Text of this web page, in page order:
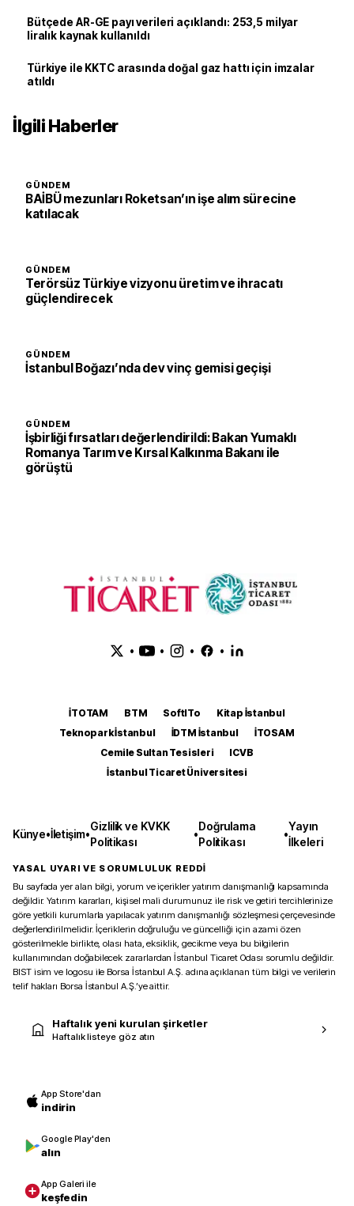
Bütçede AR-GE payı verileri açıklandı: 253,5 milyar
liralık kaynak kullanıldı
Türkiye ile KKTC arasında doğal gaz hattı için imzalar
atıldı
İlgili Haberler
GÜNDEM
BAİBÜ mezunları Roketsan’ın işe alım sürecine
katılacak
GÜNDEM
Terörsüz Türkiye vizyonu üretim ve ihracatı
güçlendirecek
GÜNDEM
İstanbul Boğazı’nda dev vinç gemisi geçişi
GÜNDEM
İşbirliği fırsatları değerlendirildi: Bakan Yumaklı
Romanya Tarım ve Kırsal Kalkınma Bakanı ile
görüştü
• • • •
İTOTAM BTM SoftITo
Kitap İstanbul
Teknopark İstanbul
İDTM İstanbul
İTOSAM
Cemile Sultan Tesisleri
ICVB
İstanbul Ticaret Üniversitesi
Künye•İletişim•
Gizlilik ve KVKK
Politikası
•
Doğrulama
Politikası
•
Yayın
İlkeleri
YASAL UYARI VE SORUMLULUK REDDİ
Bu sayfada yer alan bilgi, yorum ve içerikler yatırım danışmanlığı kapsamında
değildir. Yatırım kararları, kişisel mali durumunuz ile risk ve getiri tercihlerinize
göre yetkili kurumlarla yapılacak yatırım danışmanlığı sözleşmesi çerçevesinde
değerlendirilmelidir. İçeriklerin doğruluğu ve güncelliği için azami özen
gösterilmekle birlikte, olası hata, eksiklik, gecikme veya bu bilgilerin
kullanımından doğabilecek zararlardan İstanbul Ticaret Odası sorumlu değildir.
BIST isim ve logosu ile Borsa İstanbul A.Ş. adına açıklanan tüm bilgi ve verilerin
telif hakları Borsa İstanbul A.Ş.’ye aittir.
Haftalık yeni kurulan şirketler
Haftalık listeye göz atın
App Store'dan
indirin
Google Play'den
alın
App Galeri ile
keşfedin